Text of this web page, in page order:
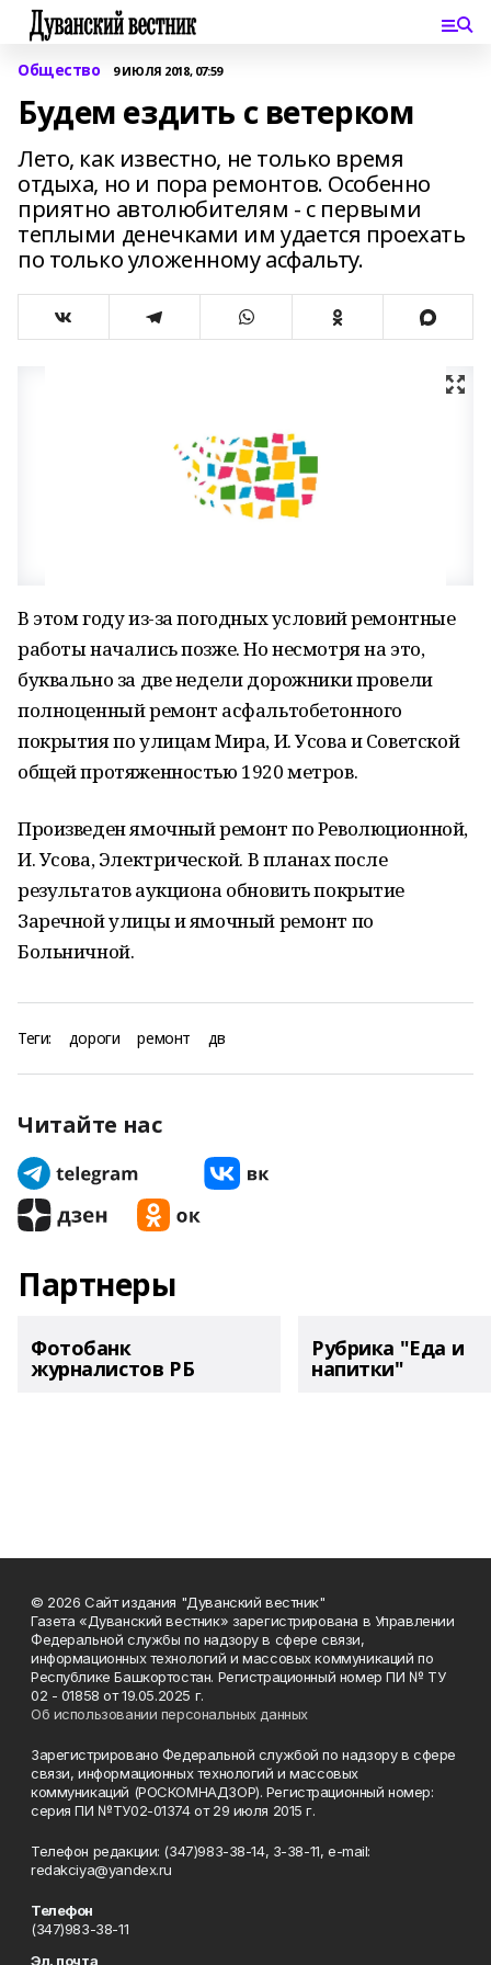
Общество 9 ИЮЛЯ 2018, 07:59
Будем ездить с ветерком
Лето, как известно, не только время
отдыха, но и пора ремонтов. Особенно
приятно автолюбителям - с первыми
теплыми денечками им удается проехать
по только уложенному асфальту.
В этом году из-за погодных условий ремонтные
работы начались позже. Но несмотря на это,
буквально за две недели дорожники провели
полноценный ремонт асфальтобетонного
покрытия по улицам Мира, И. Усова и Советской
общей протяженностью 1920 метров.
Произведен ямочный ремонт по Революционной,
И. Усова, Электрической. В планах после
результатов аукциона обновить покрытие
Заречной улицы и ямочный ремонт по
Больничной.
Теги: дороги ремонт дв
Читайте нас
Партнеры
Фотобанк
журналистов РБ
Рубрика "Еда и
напитки"
© 2026 Сайт издания "Дуванский вестник"
Газета «Дуванский вестник» зарегистрирована в Управлении
Федеральной службы по надзору в сфере связи,
информационных технологий и массовых коммуникаций по
Республике Башкортостан. Регистрационный номер ПИ № ТУ
02 - 01858 от 19.05.2025 г.
Об использовании персональных данных
Зарегистрировано Федеральной службой по надзору в сфере
связи, информационных технологий и массовых
коммуникаций (РОСКОМНАДЗОР). Регистрационный номер:
серия ПИ №ТУ02-01374 от 29 июля 2015 г.
Телефон редакции: (347)983-38-14, 3-38-11, e-mail:
redakciya@yandex.ru
Телефон
(347)983-38-11
Эл. почта